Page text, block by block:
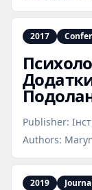
2017
Publisher:
Authors:
2019